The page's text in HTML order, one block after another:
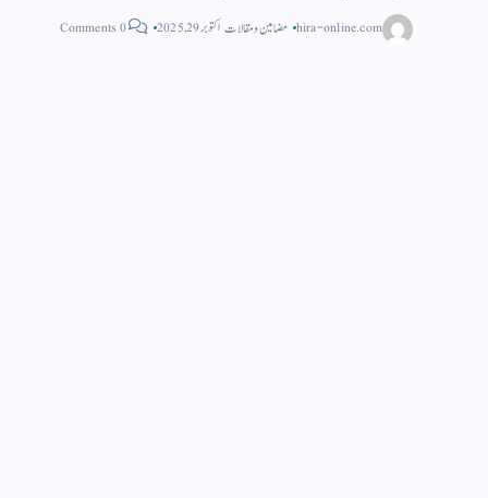
hira-online.com مضامین و مقالات اکتوبر 29, 2025 0 Comments